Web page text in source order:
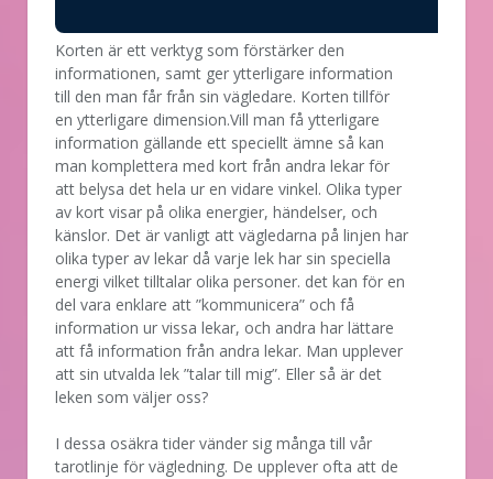
Korten är ett verktyg som förstärker den
informationen, samt ger ytterligare information
till den man får från sin vägledare. Korten tillför
en ytterligare dimension.Vill man få ytterligare
information gällande ett speciellt ämne så kan
man komplettera med kort från andra lekar för
att belysa det hela ur en vidare vinkel. Olika typer
av kort visar på olika energier, händelser, och
känslor. Det är vanligt att vägledarna på linjen har
olika typer av lekar då varje lek har sin speciella
energi vilket tilltalar olika personer. det kan för en
del vara enklare att ”kommunicera” och få
information ur vissa lekar, och andra har lättare
att få information från andra lekar. Man upplever
att sin utvalda lek ”talar till mig”. Eller så är det
leken som väljer oss?
I dessa osäkra tider vänder sig många till vår
tarotlinje för vägledning. De upplever ofta att de